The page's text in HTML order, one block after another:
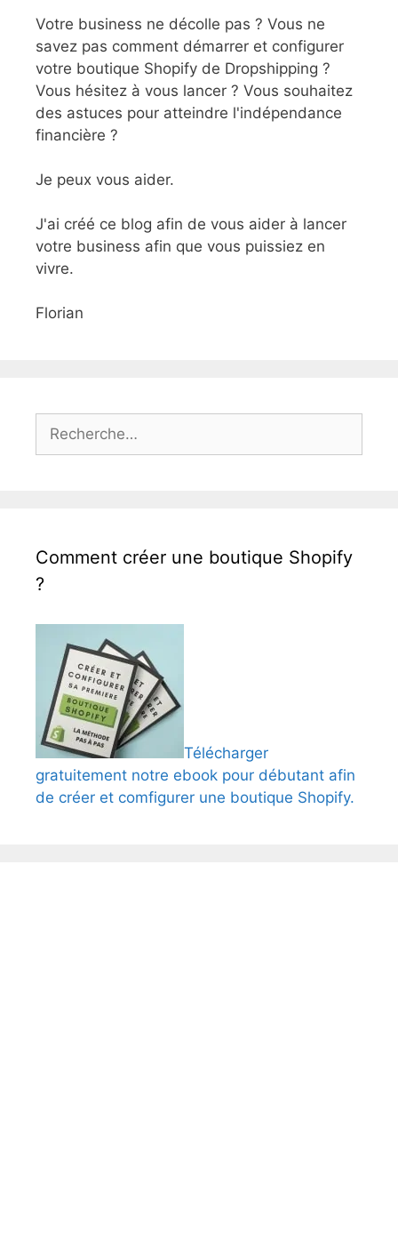
Votre business ne décolle pas ? Vous ne
savez pas comment démarrer et configurer
votre boutique Shopify de Dropshipping ?
Vous hésitez à vous lancer ? Vous souhaitez
des astuces pour atteindre l'indépendance
financière ?
Je peux vous aider.
J'ai créé ce blog afin de vous aider à lancer
votre business afin que vous puissiez en
vivre.
Florian
Rechercher :
Comment créer une boutique Shopify
?
Télécharger
gratuitement notre ebook pour débutant afin
de créer et comfigurer une boutique Shopify.